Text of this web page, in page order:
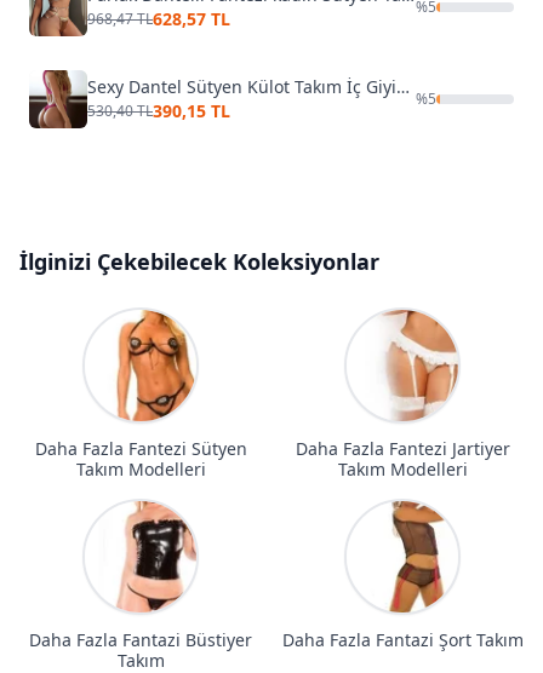
968,47 TL628,57 TL
%5
Sexy Dantel Sütyen Külot Takım İç Giyim Mor Merry See MS2404
530,40 TL390,15 TL
%5
İlginizi Çekebilecek Koleksiyonlar
Daha Fazla Fantezi Sütyen
Takım Modelleri
Daha Fazla Fantezi Jartiyer
Takım Modelleri
Daha Fazla Fantazi Büstiyer
Takım
Daha Fazla Fantazi Şort Takım